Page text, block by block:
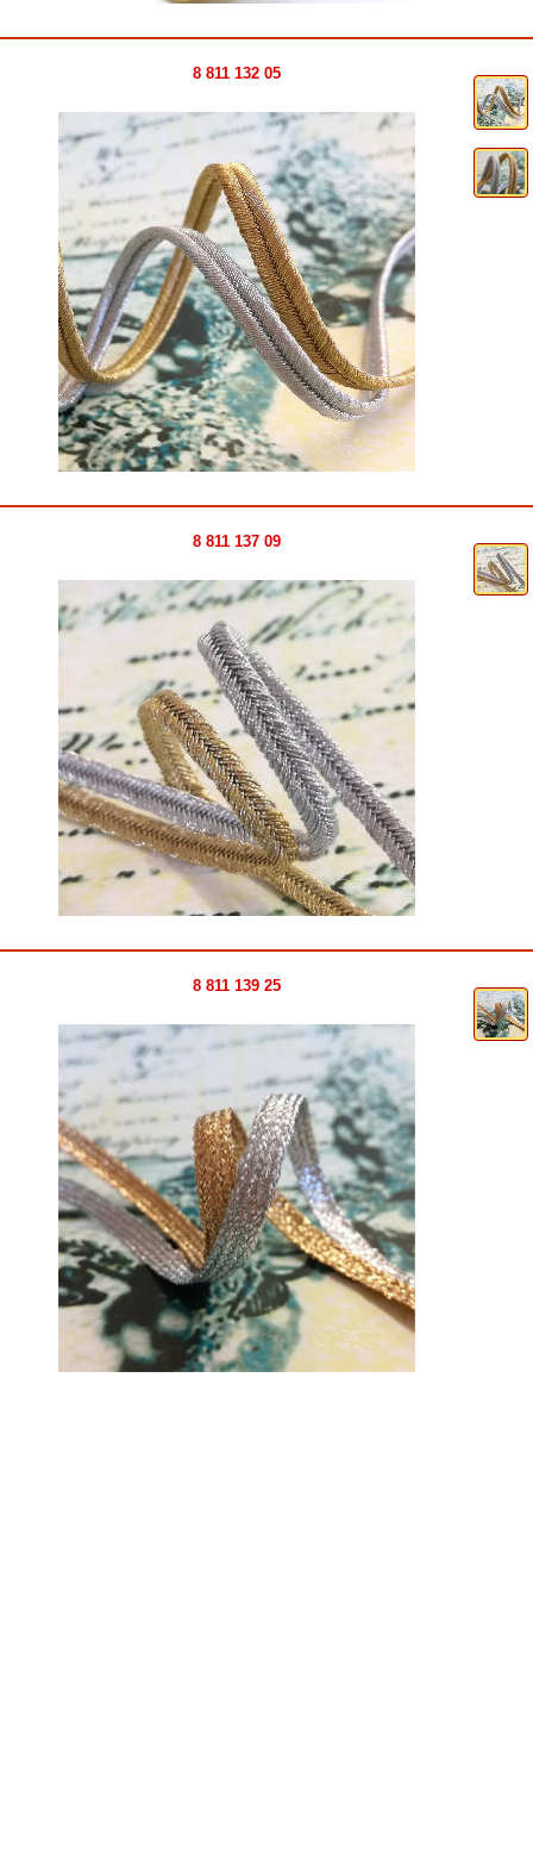
8 811 132 05
8 811 137 09
8 811 139 25